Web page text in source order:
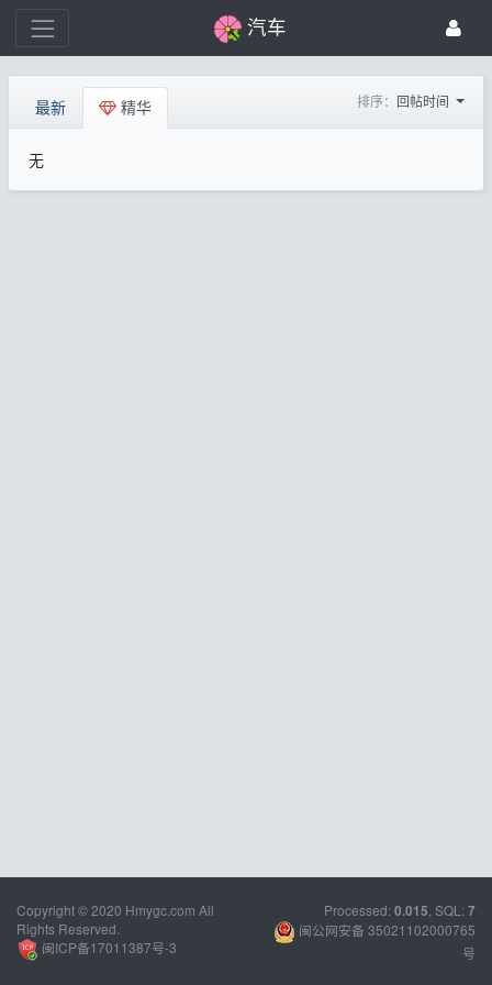
汽车
最新 精华 排序： 回帖时间
无
Copyright © 2020 Hmygc.com All
Rights Reserved.
闽ICP备17011387号-3
Processed: 0.015 , SQL: 7
闽公网安备 35021102000765
号